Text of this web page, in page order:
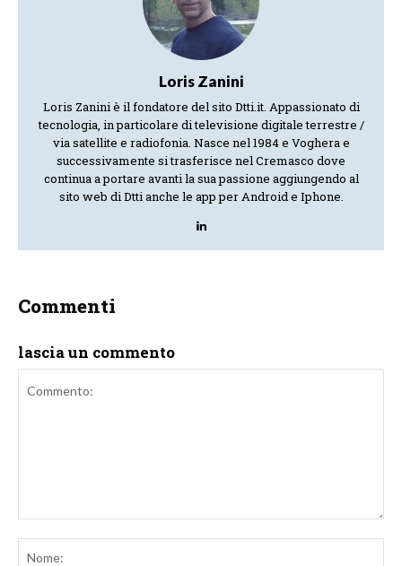
Loris Zanini
Loris Zanini è il fondatore del sito Dtti.it. Appassionato di
tecnologia, in particolare di televisione digitale terrestre /
via satellite e radiofonia. Nasce nel 1984 e Voghera e
successivamente si trasferisce nel Cremasco dove
continua a portare avanti la sua passione aggiungendo al
sito web di Dtti anche le app per Android e Iphone.
Commenti
lascia un commento